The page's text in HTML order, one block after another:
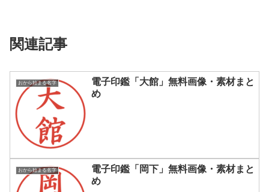
関連記事
おから始まる名字
電子印鑑「大館」無料画像・素材まと
め
おから始まる名字
電子印鑑「岡下」無料画像・素材まと
め